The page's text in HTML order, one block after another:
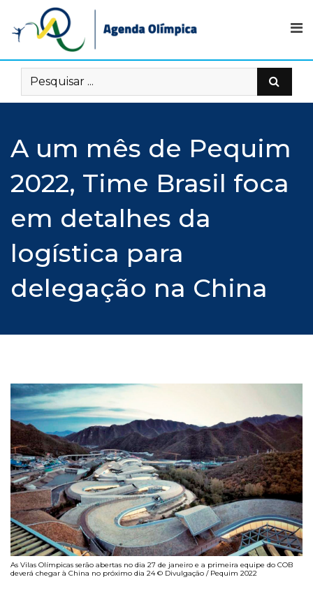
content
A um mês de Pequim
2022, Time Brasil foca
em detalhes da
logística para
delegação na China
As Vilas Olímpicas serão abertas no dia 27 de janeiro e a primeira equipe do COB
deverá chegar à China no próximo dia 24 © Divulgação / Pequim 2022